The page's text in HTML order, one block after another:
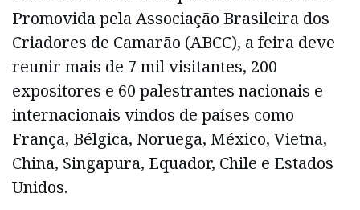
Promovida pela Associação Brasileira dos
Criadores de Camarão (ABCC), a feira deve
reunir mais de 7 mil visitantes, 200
expositores e 60 palestrantes nacionais e
internacionais vindos de países como
França, Bélgica, Noruega, México, Vietnã,
China, Singapura, Equador, Chile e Estados
Unidos.